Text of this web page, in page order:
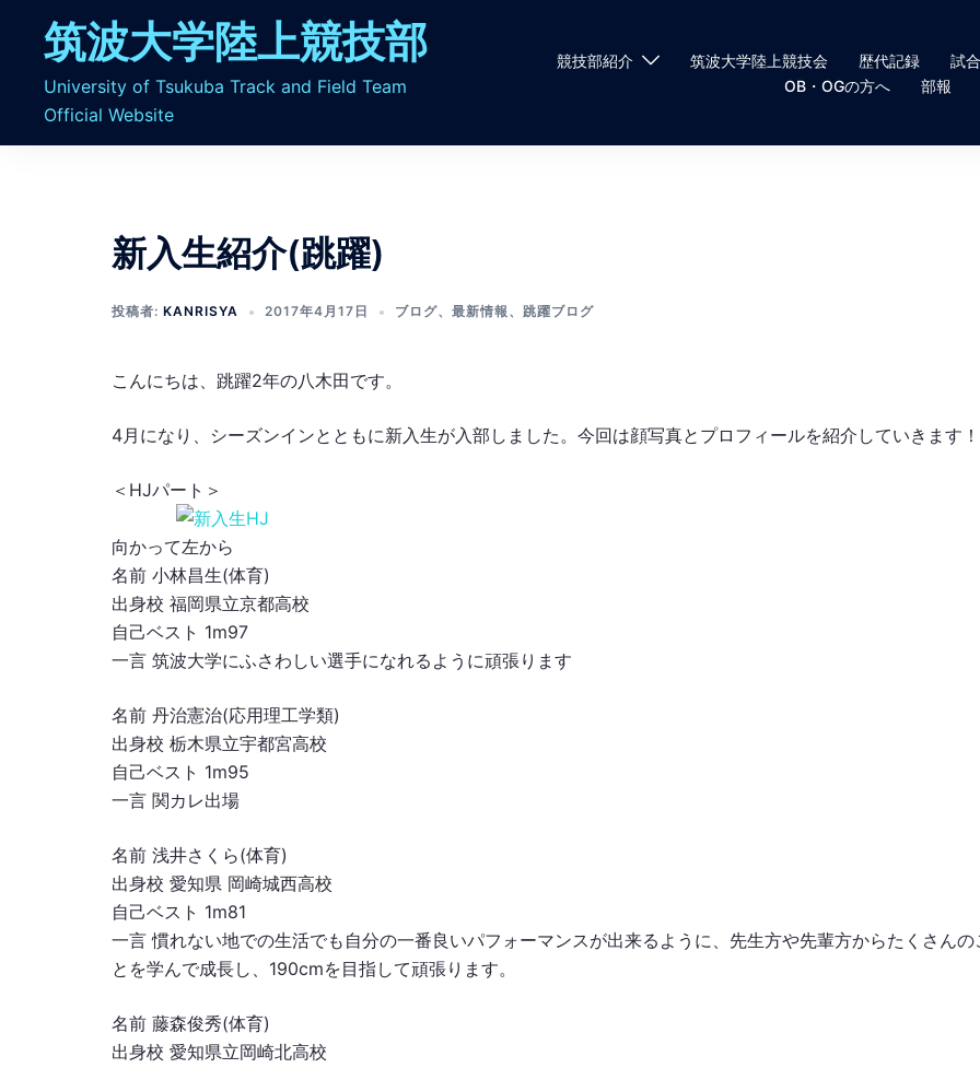
筑波大学陸上競技部
University of Tsukuba Track and Field Team
Official Website
競技部紹介 筑波大学陸上競技会 歴代記録
試
OB・OGの方へ
部報
新入生紹介(跳躍)
投稿者: KANRISYA 2017年4月17日 ブログ、 最新情報 、 跳躍ブログ
こんにちは、跳躍2年の八木田です。
4月になり、シーズンインとともに新入生が入部しました。今回は顔写真とプロフィールを紹介していきます！
＜HJパート＞
向かって左から
名前 小林昌生(体育)
出身校 福岡県立京都高校
自己ベスト 1m97
一言 筑波大学にふさわしい選手になれるように頑張ります
名前 丹治憲治(応用理工学類)
出身校 栃木県立宇都宮高校
自己ベスト 1m95
一言 関カレ出場
名前 浅井さくら(体育)
出身校 愛知県 岡崎城西高校
自己ベスト 1m81
一言 慣れない地での生活でも自分の一番良いパフォーマンスが出来るように、先生方や先輩方からたくさんの
とを学んで成長し、190cmを目指して頑張ります。
名前 藤森俊秀(体育)
出身校 愛知県立岡崎北高校